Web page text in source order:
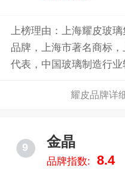
上榜理由：上海耀皮玻
品牌，上海市著名商标
代表，中国玻璃制造行
耀皮品牌详
9 金晶
品牌指数: 8.4